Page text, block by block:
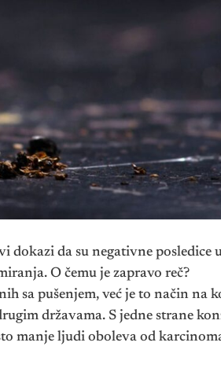
dokazi da su negativne posledice
O čemu je zapravo reč?
sa pušenjem, već je to način na
državama. S jedne strane
manje ljudi oboleva od